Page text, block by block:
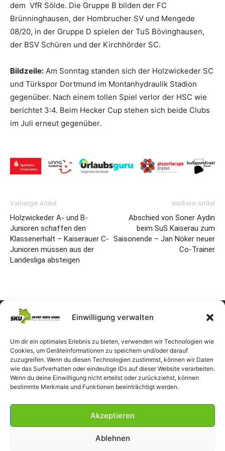
Einwilligung verwalten
Um dir ein optimales Erlebnis zu bieten, verwenden wir Technologien wie
Cookies, um Geräteinformationen zu speichern und/oder darauf
zuzugreifen. Wenn du diesen Technologien zustimmst, können wir Daten
wie das Surfverhalten oder eindeutige IDs auf dieser Website verarbeiten.
Wenn du deine Einwilligung nicht erteilst oder zurückziehst, können
bestimmte Merkmale und Funktionen beeinträchtigt werden.
Akzeptieren
Ablehnen
dem VfR Sölde. Die Gruppe B bilden der FC
Brünninghausen, der Hombrucher SV und Mengede
08/20, in der Gruppe D spielen der TuS Bövinghausen,
der BSV Schüren und der Kirchhörder SC.
Bildzeile: Am Sonntag standen sich der Holzwickeder SC
und Türkspor Dortmund im Montanhydraulik Stadion
gegenüber. Nach einem tollen Spiel verlor der HSC wie
berichtet 3:4. Beim Hecker Cup stehen sich beide Clubs
im Juli erneut gegenüber.
Vorheriger Artikel
Holzwickeder A- und B-
Junioren schaffen den
Klassenerhalt – Kaiserauer C-
Junioren müssen aus der
Landesliga absteigen
Nächster Artikel
Abschied von Soner Aydin
beim SuS Kaiserau zum
Saisonende – Jan Nöker neuer
Co-Trainer